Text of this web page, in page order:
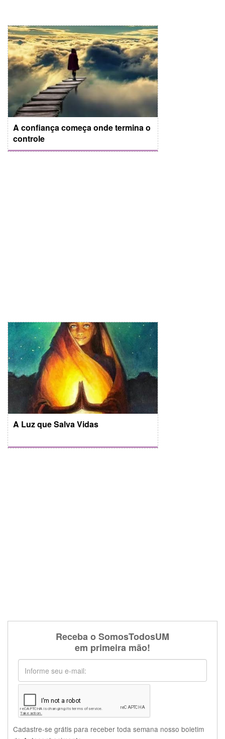
A confiança começa onde termina o
controle
A Luz que Salva Vidas
Receba o SomosTodosUM
em primeira mão!
Cadastre-se grátis para receber toda semana nosso boletim